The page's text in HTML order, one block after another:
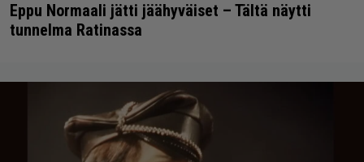
Eppu Normaali jätti jäähyväiset – Tältä näytti
tunnelma Ratinassa